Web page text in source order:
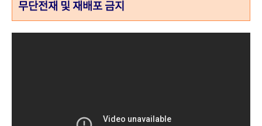
무단전재 및 재배포 금지